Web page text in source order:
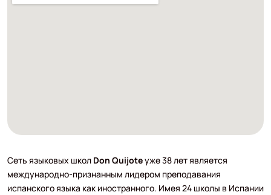
Сеть языковых школ Don Quijoteуже 38 лет является
международно-признанным лидером преподавания
испанского языка как иностранного. Имея 24 школы в Испании